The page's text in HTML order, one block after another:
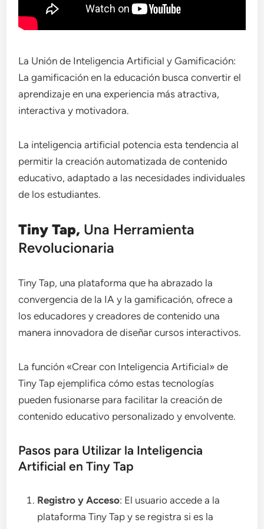
La Unión de Inteligencia Artificial y Gamificación:
La gamificación en la educación busca convertir el
aprendizaje en una experiencia más atractiva,
interactiva y motivadora.
La inteligencia artificial potencia esta tendencia al
permitir la creación automatizada de contenido
educativo, adaptado a las necesidades individuales
de los estudiantes.
Tiny Tap, Una Herramienta
Revolucionaria
Tiny Tap, una plataforma que ha abrazado la
convergencia de la IA y la gamificación, ofrece a
los educadores y creadores de contenido una
manera innovadora de diseñar cursos interactivos.
La función «Crear con Inteligencia Artificial» de
Tiny Tap ejemplifica cómo estas tecnologías
pueden fusionarse para facilitar la creación de
contenido educativo personalizado y envolvente.
Pasos para Utilizar la Inteligencia
Artificial en Tiny Tap
Registro y Acceso: El usuario accede a la
plataforma Tiny Tap y se registra si es la